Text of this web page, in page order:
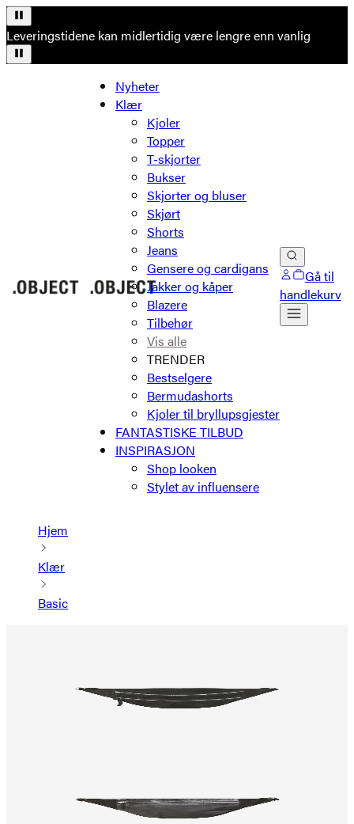
Leveringstidene kan midlertidig være lengre enn vanlig
Nyheter
Klær
Kjoler
Topper
T-skjorter
Bukser
Skjorter og bluser
Skjørt
Shorts
Jeans
Gensere og cardigans
Jakker og kåper
Blazere
Tilbehør
Vis alle
TRENDER
Bestselgere
Bermudashorts
Kjoler til bryllupsgjester
FANTASTISKE TILBUD
INSPIRASJON
Shop looken
Stylet av influensere
Gå til
handlekurv
Hjem
Klær
Basic